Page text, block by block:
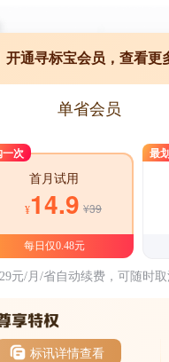
开通寻标宝会员，查看更
单省会员
次
首月试用
¥14.9 ¥39
每日仅0.48元
最
元/月/省自动续费，可随时取
标讯详情查看